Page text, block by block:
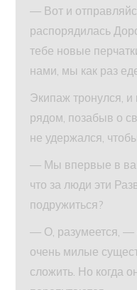
— Вот и
распорядилась
тебе новые
нами, мы как раз
Экипаж тронулся, и
рядом, позабыв о
не удержался,
— Мы впервые в
что за люди эти
подружиться?
— О, разумеется, —
очень милые
сложить. Но когда